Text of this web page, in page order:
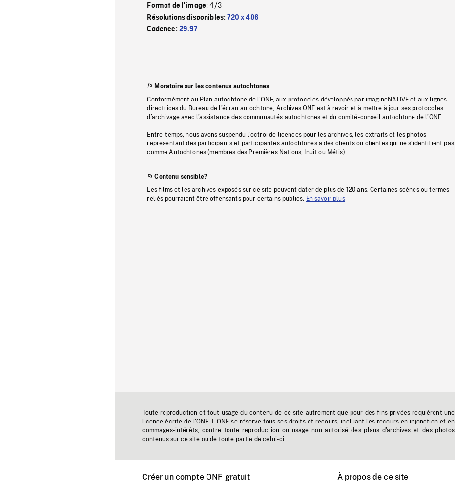
Format de l'image:4/3
Résolutions disponibles:720 x 486
Cadence: 29.97
Moratoire sur les contenus autochtones
Conformément au Plan autochtone de l’ONF, aux protocoles développés par imagineNATIVE et aux lignes
directrices du Bureau de l’écran autochtone, Archives ONF est à revoir et à mettre à jour ses protocoles
d’archivage avec l’assistance des communautés autochtones et du comité-conseil autochtone de l’ONF.
Entre-temps, nous avons suspendu l’octroi de licences pour les archives, les extraits et les photos
représentant des participants et participantes autochtones à des clients ou clientes qui ne s’identifient pas
comme Autochtones (membres des Premières Nations, Inuit ou Métis).
Contenu sensible?
Les films et les archives exposés sur ce site peuvent dater de plus de 120 ans. Certaines scènes ou termes
reliés pourraient être offensants pour certains publics.
En savoir plus
Toute reproduction et tout usage du contenu de ce site autrement que pour des fins privées requièrent une
licence écrite de l'ONF. L'ONF se réserve tous ses droits et recours, incluant les recours en injonction et en
dommages-intérêts, contre toute reproduction ou usage non autorisé des plans d'archives et des photos
contenus sur ce site ou de toute partie de celui-ci.
Créer un compte ONF gratuit À propos de ce site